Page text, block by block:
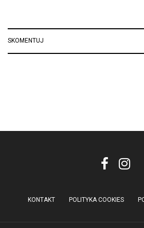
SKOMENTUJ
KONTAKT POLITYKA COOKIES